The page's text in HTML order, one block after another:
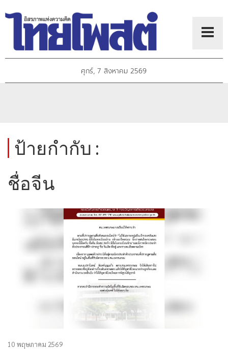
ศุกร์, 7 สิงหาคม 2569
ป้ายกำกับ :
ชื่อจีน
10 พฤษภาคม 2569